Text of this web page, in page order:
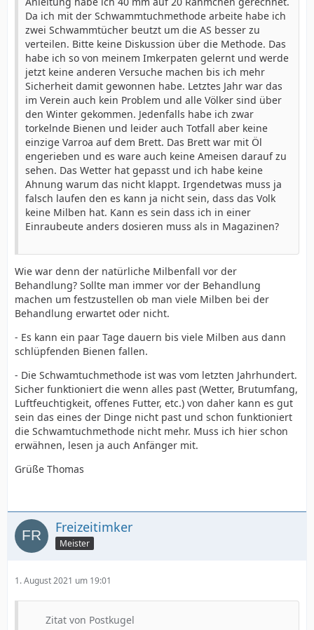
Da ich mit der Schwammtuchmethode arbeite habe ich
zwei Schwammtücher beutzt um die AS besser zu
verteilen. Bitte keine Diskussion über die Methode. Das
habe ich so von meinem Imkerpaten gelernt und werde
jetzt keine anderen Versuche machen bis ich mehr
Sicherheit damit gewonnen habe. Letztes Jahr war das
im Verein auch kein Problem und alle Völker sind über
den Winter gekommen. Jedenfalls habe ich zwar
torkelnde Bienen und leider auch Totfall aber keine
einzige Varroa auf dem Brett. Das Brett war mit Öl
engerieben und es ware auch keine Ameisen darauf zu
sehen. Das Wetter hat gepasst und ich habe keine
Ahnung warum das nicht klappt. Irgendetwas muss ja
falsch laufen den es kann ja nicht sein, dass das Volk
keine Milben hat. Kann es sein dass ich in einer
Einraubeute anders dosieren muss als in Magazinen?
Wie war denn der natürliche Milbenfall vor der
Behandlung? Sollte man immer vor der Behandlung
machen um festzustellen ob man viele Milben bei der
Behandlung erwartet oder nicht.
- Es kann ein paar Tage dauern bis viele Milben aus dann
schlüpfenden Bienen fallen.
- Die Schwamtuchmethode ist was vom letzten Jahrhundert.
Sicher funktioniert die wenn alles past (Wetter, Brutumfang,
Luftfeuchtigkeit, offenes Futter, etc.) von daher kann es gut
sein das eines der Dinge nicht past und schon funktioniert
die Schwamtuchmethode nicht mehr. Muss ich hier schon
erwähnen, lesen ja auch Anfänger mit.
Grüße Thomas
Freizeitimker
Meister
1. August 2021 um 19:01
Zitat von Postkugel